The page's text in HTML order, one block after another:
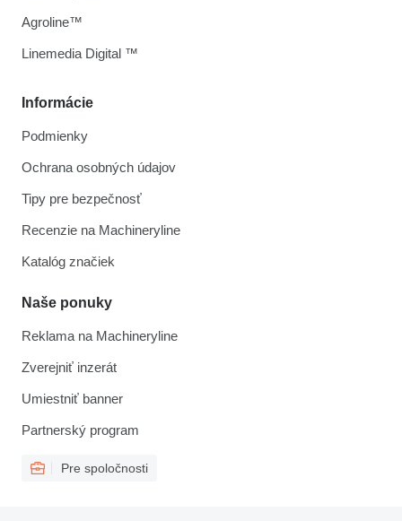
Informácie
Podmienky
Ochrana osobných údajov
Tipy pre bezpečnosť
Recenzie na Machineryline
Katalóg značiek
Naše ponuky
Reklama na Machineryline
Zverejniť inzerát
Umiestniť banner
Partnerský program
Pre spoločnosti
Agroline™
Linemedia Digital ™